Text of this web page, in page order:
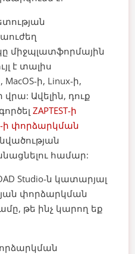
միջպլատֆորմային
է տալիս
ի, Linux-ի,
վրա: Ավելին, դուք
ZAPTEST-ի
փորձարկման
համար:
Studio-ն կատարյալ
փորձարկման
թե ինչ կարող եք